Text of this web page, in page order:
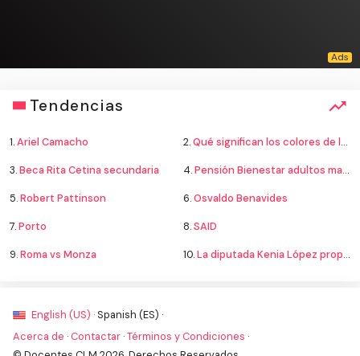
Tendencias
1.Ariel Camacho 2.Qué significan los colores de la bandera
3.Beca Rita Cetina secundaria 4.Pensión Bienestar adultos mayores
5.Robert Pattinson 6.Osvaldo Benavides
7.Porto 8.SAID
9.Roma vs Monza 10.La diputada Kenia López propone cambiar el nombre del país a México
English (US) · Spanish (ES) ·
Acerca de · Contactar ·Términos y Condiciones ·